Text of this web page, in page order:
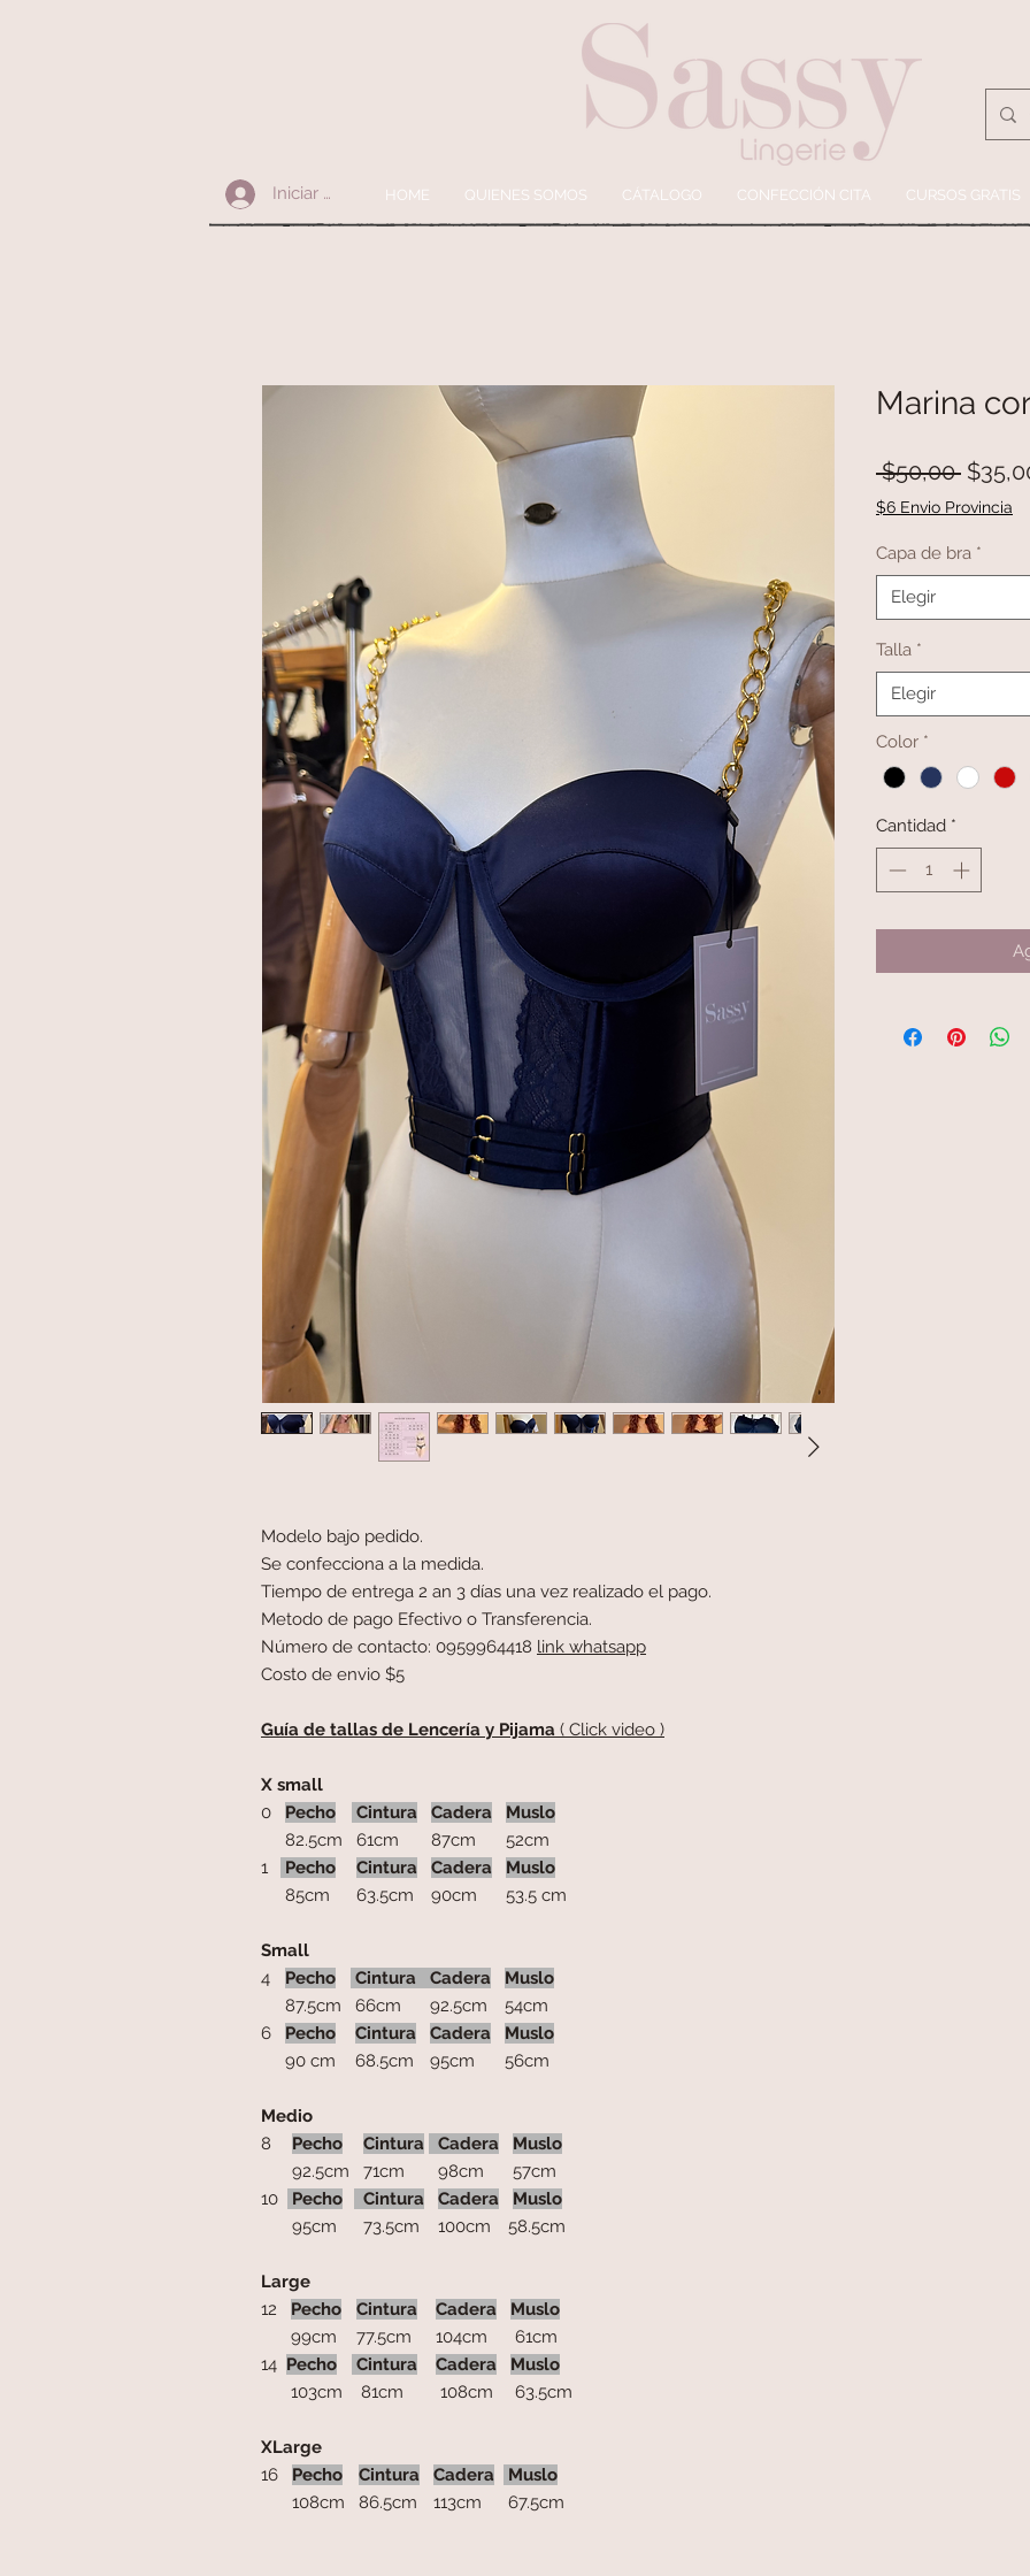
Iniciar sesión HOME QUIENES SOMOS CÁTALOGO CONFECCIÓN CITA CURSOS GRATIS
Modelo bajo pedido.
Se confecciona a la medida.
Tiempo de entrega 2 an 3 días una vez realizado el pago.
Metodo de pago Efectivo o Transferencia.
Número de contacto: 0959964418 link whatsapp
Costo de envio $5
Guía de tallas de Lencería y Pijama ( Click video )
X small
0
Pecho
82.5cm
Cintura
61cm
Cadera
87cm
Muslo
52cm
1
Pecho
85cm
Cintura
63.5cm
Cadera
90cm
Muslo
53.5 cm
Small
4
Pecho
87.5cm
Cintura
66cm
Cadera
92.5cm
Muslo
54cm
6
Pecho
90 cm
Cintura
68.5cm
Cadera
95cm
Muslo
56cm
Medio
8
Pecho
92.5cm
Cintura
71cm
Cadera
98cm
Muslo
57cm
10
Pecho
95cm
Cintura
73.5cm
Cadera
100cm
Muslo
58.5cm
Large
12
Pecho
99cm
Cintura
77.5cm
Cadera
104cm
Muslo
61cm
14 Pecho
103cm
Cintura
81cm
Cadera
108cm
Muslo
63.5cm
XLarge
16
Pecho
108cm
Cintura
86.5cm
Cadera
113cm
Muslo
67.5cm
Marina
$50,00 Precio
$6 Envio Provincia
Capa de bra *
Elegir
Talla *
Elegir
Color *
Cantidad *